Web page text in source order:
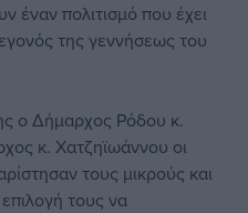
έναν πολιτισμό που έχει
της γεννήσεως του
ο Δήμαρχος Ρόδου κ.
κ. Χατζηϊωάννου οι
τους μικρούς και
τους να